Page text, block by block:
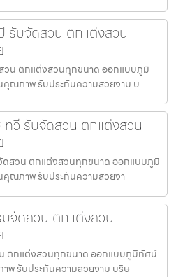
รับจัดสวน ตกแต่งสวน
วน ตกแต่งสวนทุกขนาด ออกแบบภูมิ
คุณภาพ รับประกันความสวยงาม บ
วี รับจัดสวน ตกแต่งสวน
ดสวน ตกแต่งสวนทุกขนาด ออกแบบภูมิ
คุณภาพ รับประกันความสวยงา
จัดสวน ตกแต่งสวน
ตกแต่งสวนทุกขนาด ออกแบบภูมิทัศน์
พ รับประกันความสวยงาม บริษ